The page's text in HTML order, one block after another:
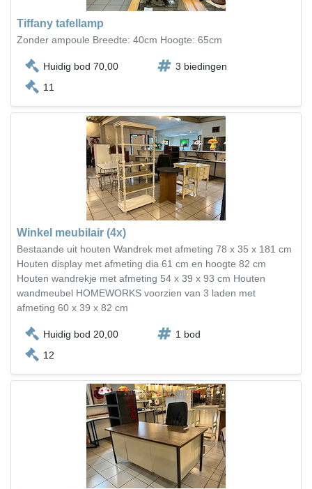
Tiffany tafellamp
Zonder ampoule Breedte: 40cm Hoogte: 65cm
Huidig bod 70,00
3 biedingen
11
Winkel meubilair (4x)
Bestaande uit houten Wandrek met afmeting 78 x 35 x 181 cm
Houten display met afmeting dia 61 cm en hoogte 82 cm
Houten wandrekje met afmeting 54 x 39 x 93 cm Houten
wandmeubel HOMEWORKS voorzien van 3 laden met
afmeting 60 x 39 x 82 cm
Huidig bod 20,00
1 bod
12